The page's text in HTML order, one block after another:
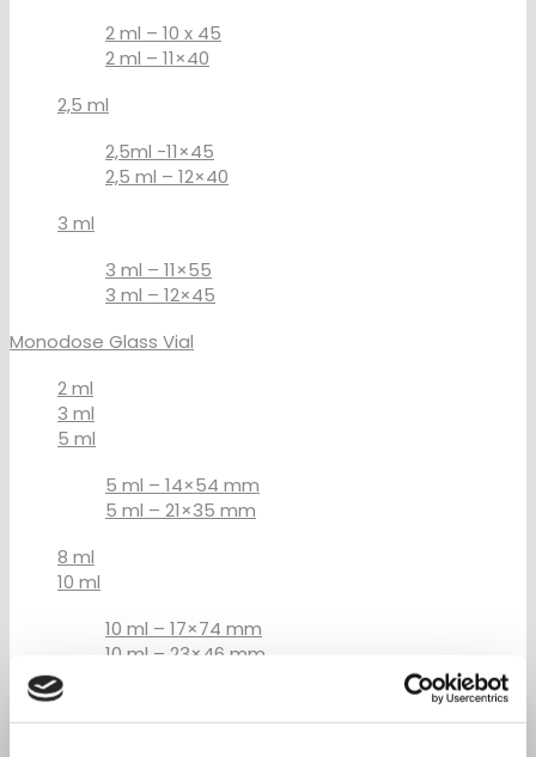
2 ml – 10 x 45
2 ml – 11×40
2,5 ml
2,5ml -11×45
2,5 ml – 12×40
3 ml
3 ml – 11×55
3 ml – 12×45
Monodose Glass Vial
2 ml
3 ml
5 ml
5 ml – 14×54 mm
5 ml – 21×35 mm
8 ml
10 ml
10 ml – 17×74 mm
10 ml – 23×46 mm
15 ml